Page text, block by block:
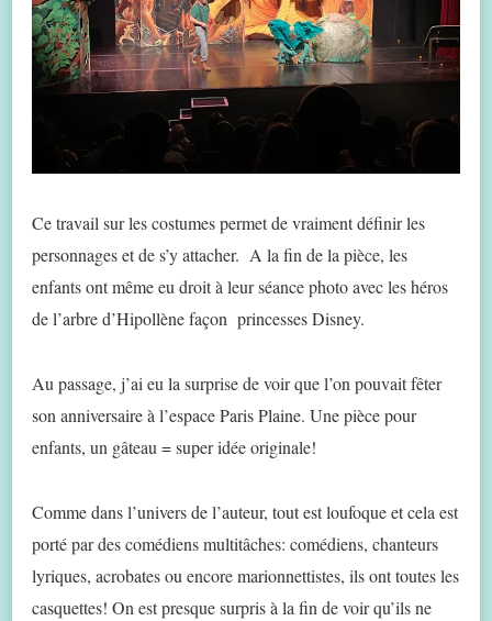
Ce travail sur les costumes permet de vraiment définir les
personnages et de s’y attacher. A la fin de la pièce, les
enfants ont même eu droit à leur séance photo avec les héros
de l’arbre d’Hipollène façon princesses Disney.
Au passage, j’ai eu la surprise de voir que l’on pouvait fêter
son anniversaire à l’espace Paris Plaine. Une pièce pour
enfants, un gâteau = super idée originale!
Comme dans l’univers de l’auteur, tout est loufoque et cela est
porté par des comédiens multitâches: comédiens, chanteurs
lyriques, acrobates ou encore marionnettistes, ils ont toutes les
casquettes! On est presque surpris à la fin de voir qu’ils ne